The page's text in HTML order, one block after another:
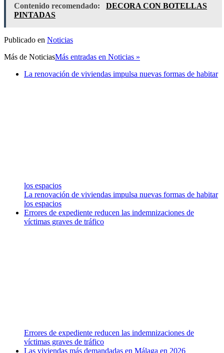
Contenido recomendado:
DECORA CON BOTELLAS
PINTADAS
Publicado en Noticias
Más de NoticiasMás entradas en Noticias »
La renovación de viviendas impulsa nuevas formas de habitar
los espacios
La renovación de viviendas impulsa nuevas formas de habitar
los espacios
Errores de expediente reducen las indemnizaciones de
víctimas graves de tráfico
Errores de expediente reducen las indemnizaciones de
víctimas graves de tráfico
Las viviendas más demandadas en Málaga en 2026